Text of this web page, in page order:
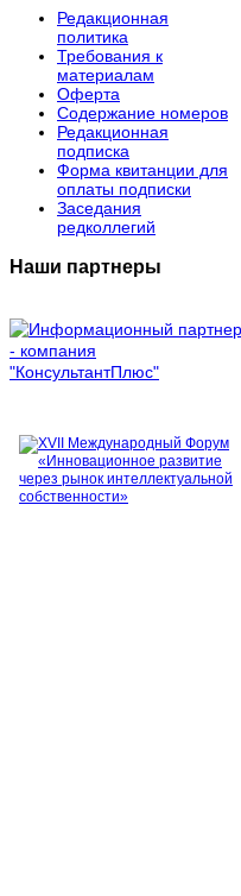
Редакционная
политика
Требования к
материалам
Оферта
Содержание номеров
Редакционная
подписка
Форма квитанции для
оплаты подписки
Заседания
редколлегий
Наши партнеры